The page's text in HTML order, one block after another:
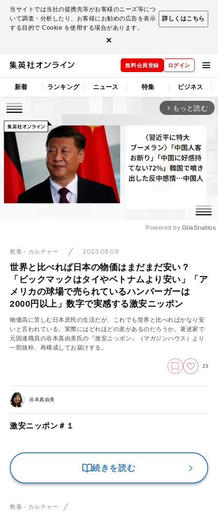
当サイトでは当社の提携先等がお客様のニーズ等につ
いて調査・分析したり、お客様にお勧めの広告を表示
する目的で Cookie を使用する場合があります。
詳しくはこちら
×
無料会員登録 ログイン
新着 ランキング ニュース 特集 ビジネス
arrow_forward_ios もっと読む
Powered by GliaStudios
教養・カルチャー 2023.08.09
世界と比べれば日本の物価はまだまだ安い？
「ビックマックはタイやベトナムより安い」「ア
メリカの球場で売られているハンバーガーは
2000円以上」数字で実感する激安ニッポン
物価高に苦しむ日本庶民の生活だが、これでも世界と比べればかなり安
いと言われている。実際にはどれほどの差があるのだろうか。著述家で
元国連職員の谷本真由美氏の『激安ニッポン』（マガジンハウス）より
一部抜粋、再構成してお届けする。
23
谷本真由美
激安ニッポン＃１
続きを読む
教養・カルチャー